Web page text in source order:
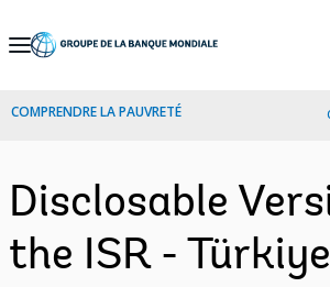
Skip
Navigation
COMPRENDRE LA PAUVRETÉ
Disclosable
the ISR - Türkiye